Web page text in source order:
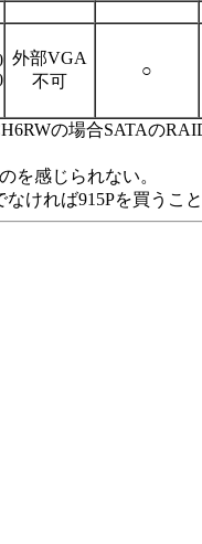
外部VGA
不可
○
の場合SATAの
を感じられない。
ければ915Pを買うこ